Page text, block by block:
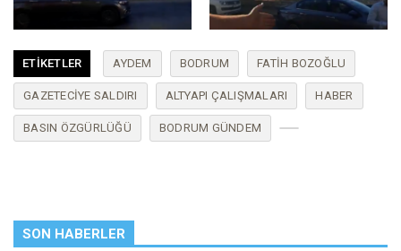
ETIKETLER AYDEM BODRUM FATIH BOZOĞLU
GAZETECIYE SALDIRI ALTYAPI ÇALIŞMALARI HABER
BASIN ÖZGÜRLÜĞÜ BODRUM GÜNDEM
SON HABERLER